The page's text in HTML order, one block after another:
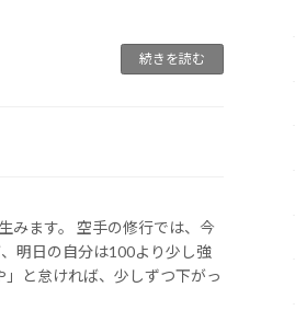
続きを読む
みます。 空手の修行では、今
明日の自分は100より少し強
」と怠ければ、少しずつ下がっ